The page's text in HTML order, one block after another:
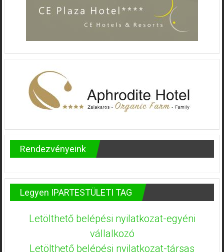
Rendezvényeink
Legyen IPARTESTÜLETI TAG
Letölthető belépési nyilatkozat-egyéni
vállalkozó
Letölthető belépési nyilatkozat-társas